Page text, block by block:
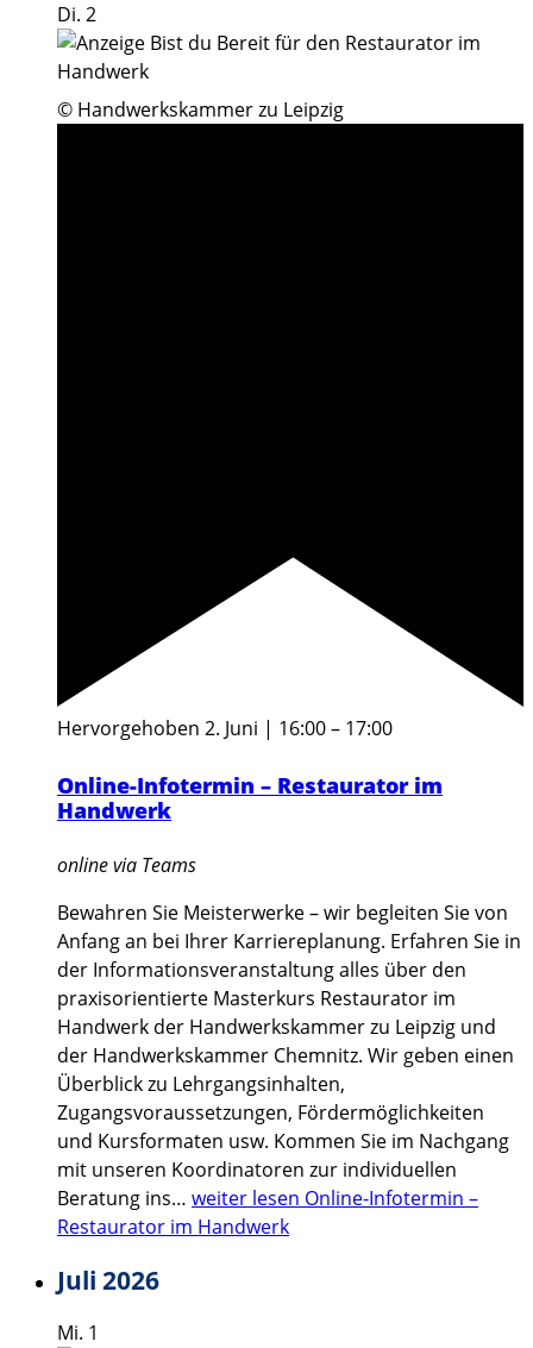
Di. 2
© Handwerkskammer zu Leipzig
Hervorgehoben 2. Juni | 16:00– 17:00
Online-Infotermin – Restaurator im
Handwerk
online via Teams
Bewahren Sie Meisterwerke – wir begleiten Sie von
Anfang an bei Ihrer Karriereplanung. Erfahren Sie in
der Informationsveranstaltung alles über den
praxisorientierte Masterkurs Restaurator im
Handwerk der Handwerkskammer zu Leipzig und
der Handwerkskammer Chemnitz. Wir geben einen
Überblick zu Lehrgangsinhalten,
Zugangsvoraussetzungen, Fördermöglichkeiten
und Kursformaten usw. Kommen Sie im Nachgang
mit unseren Koordinatoren zur individuellen
Beratung ins… weiter lesen Online-Infotermin –
Restaurator im Handwerk
Juli 2026
Mi. 1